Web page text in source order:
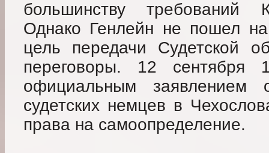
большинству требований
Однако Генлейн не пошел
цель передачи Судетской
переговоры. 12 сентября
официальным заявлением
судетских немцев в
права на самоопределение.